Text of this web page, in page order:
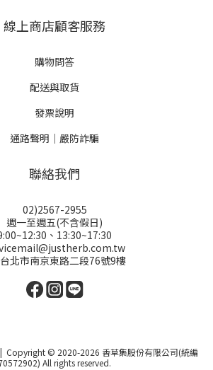
線上商店顧客服務
購物問答
配送與取貨
發票說明
通路聲明｜嚴防詐騙
聯絡我們
02)2567-2955
週一至週五(不含假日)
、13:30~17:30
北市南京東路二段76號9樓
| Copyright © 2020-2026 香草集股份有限公司(統編
All rights reserved.